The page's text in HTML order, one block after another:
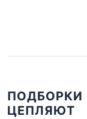
ПОДБОРКИ
ЦЕПЛЯЮТ